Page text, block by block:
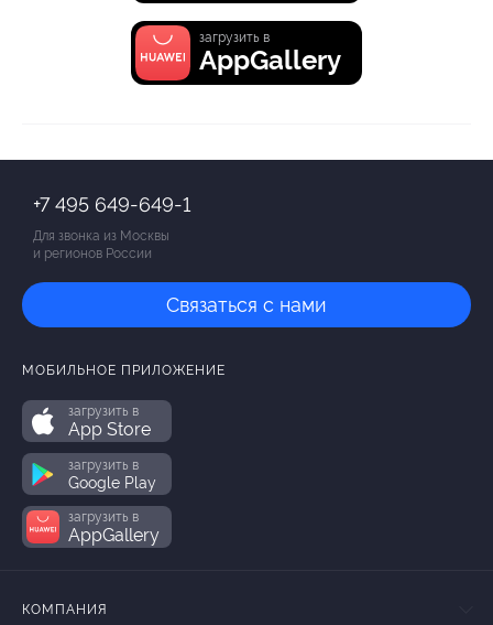
загрузить в
AppGallery
+7 495 649-649-1
Для звонка из Москвы
и регионов России
Связаться с нами
МОБИЛЬНОЕ ПРИЛОЖЕНИЕ
загрузить в
App Store
загрузить в
Google Play
загрузить в
AppGallery
КОМПАНИЯ